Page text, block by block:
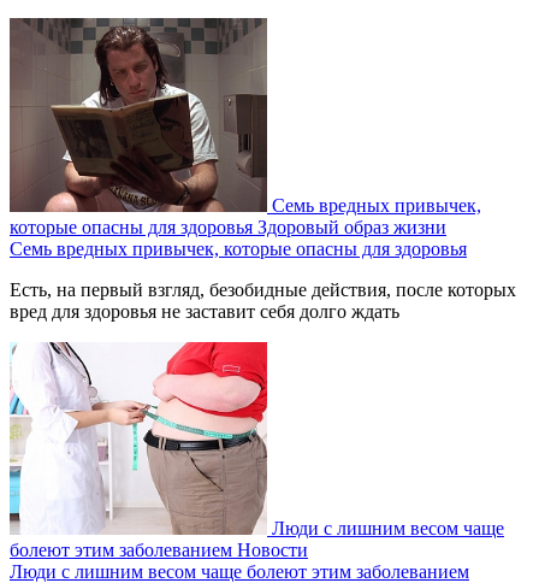
Семь вредных привычек,
которые опасны для здоровья Здоровый образ жизни
Семь вредных привычек, которые опасны для здоровья
Есть, на первый взгляд, безобидные действия, после которых
вред для здоровья не заставит себя долго ждать
Люди с лишним весом чаще
болеют этим заболеванием Новости
Люди с лишним весом чаще болеют этим заболеванием